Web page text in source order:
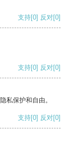
支持[0] 反对[0]
支持[0] 反对[0]
私保护和自由。
支持[0] 反对[0]